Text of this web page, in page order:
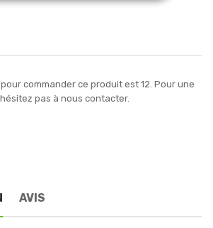
commander ce produit est 12. Pour une
pas à nous contacter.
AVIS